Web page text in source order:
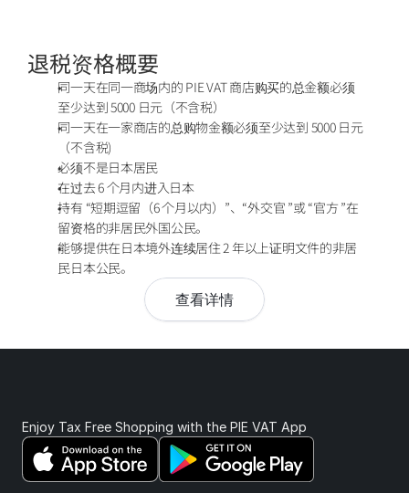
退税资格概要
同一天在同一商场内的 PIE VAT 商店购买的总金额必须
至少达到 5000 日元（不含税）
同一天在一家商店的总购物金额必须至少达到 5000 日元
（不含税)
必须不是日本居民
在过去 6 个月内进入日本
持有 “短期逗留（6 个月以内）”、“外交官 ”或 “官方 ”在
留资格的非居民外国公民。
能够提供在日本境外连续居住 2 年以上证明文件的非居
民日本公民。
查看详情
Enjoy Tax Free Shopping with the PIE VAT App